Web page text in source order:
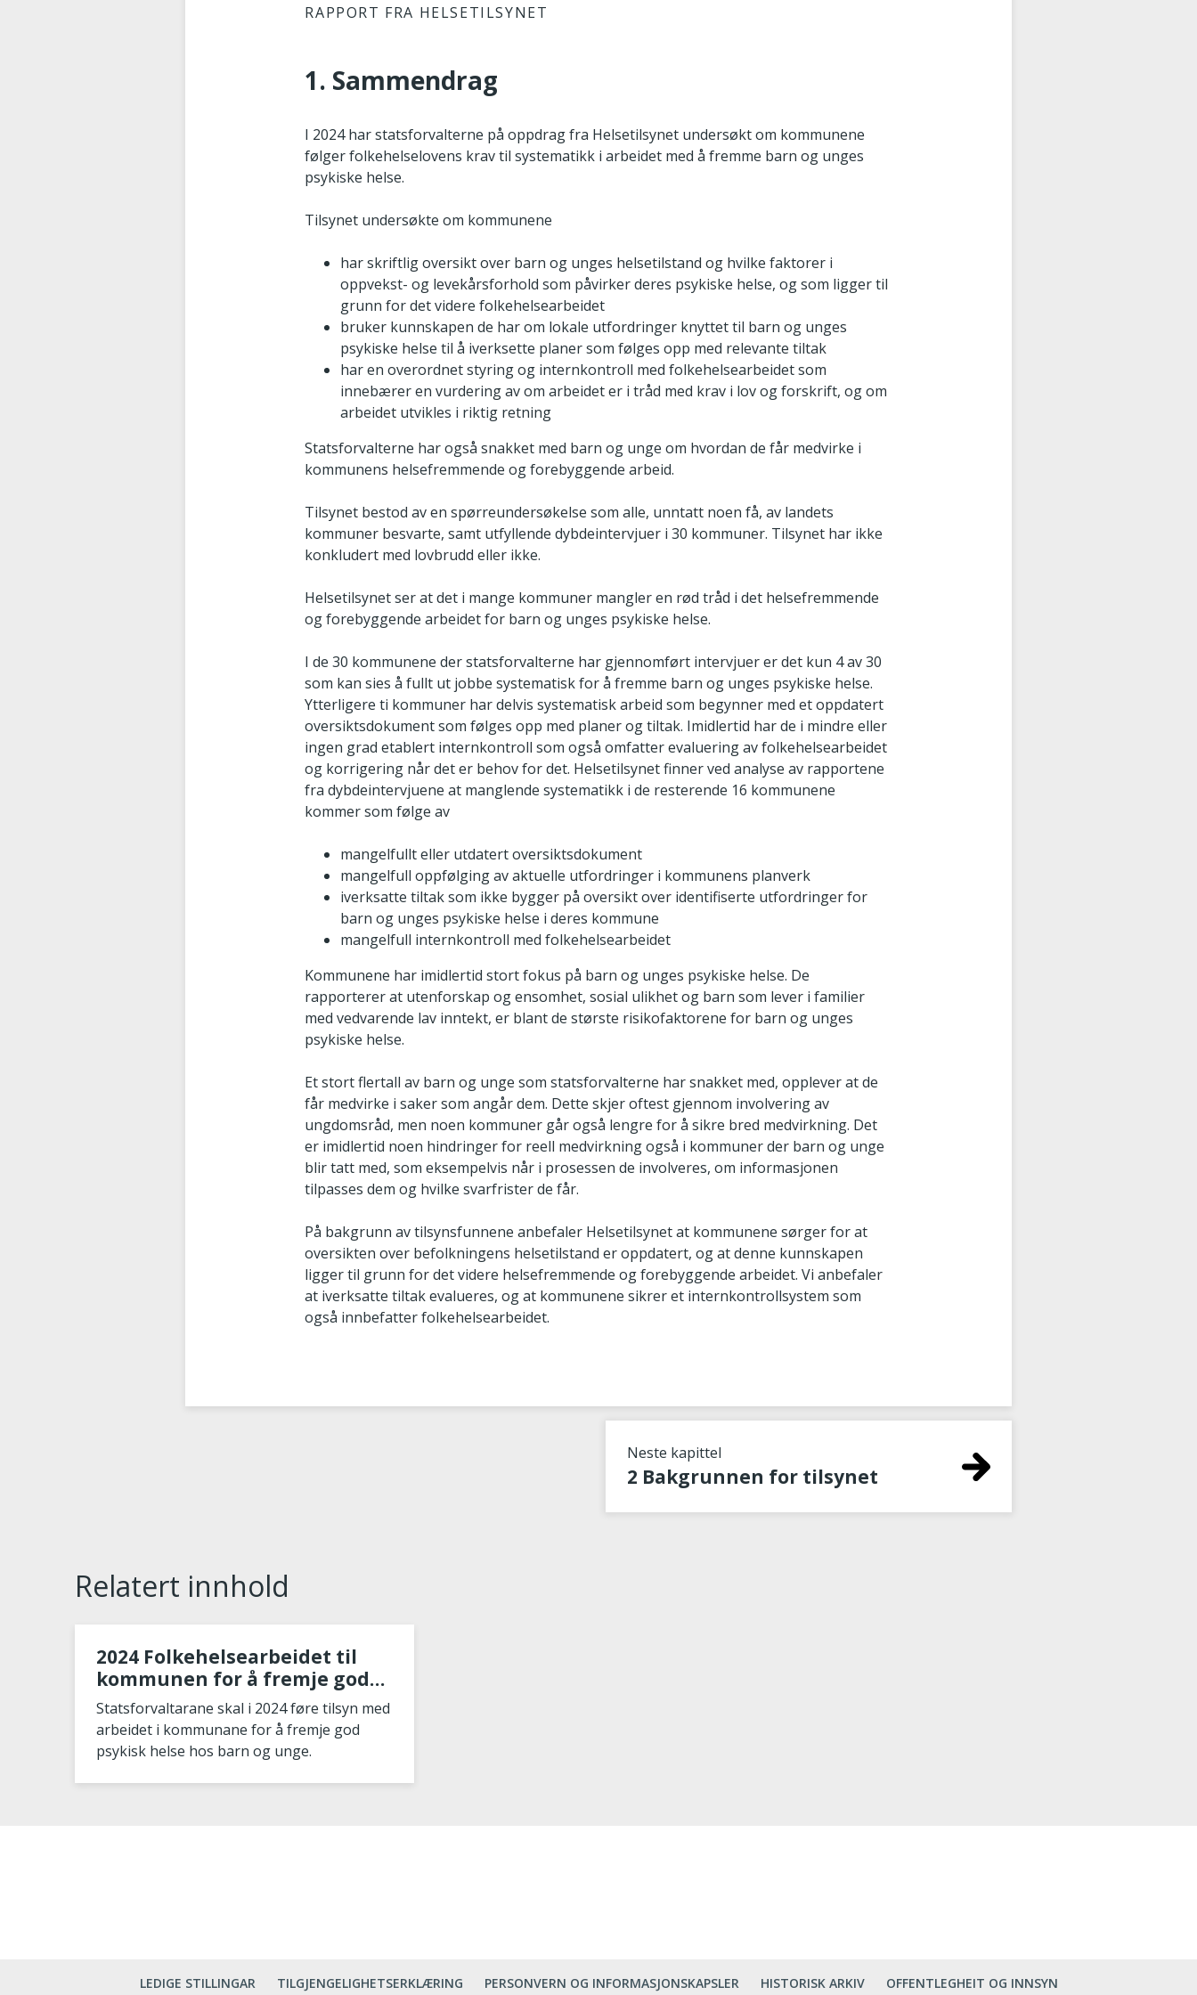
RAPPORT FRA HELSETILSYNET
1. Sammendrag
I 2024 har statsforvalterne på oppdrag fra Helsetilsynet undersøkt om kommunene
følger folkehelselovens krav til systematikk i arbeidet med å fremme barn og unges
psykiske helse.
Tilsynet undersøkte om kommunene
har skriftlig oversikt over barn og unges helsetilstand og hvilke faktorer i
oppvekst- og levekårsforhold som påvirker deres psykiske helse, og som ligger til
grunn for det videre folkehelsearbeidet
bruker kunnskapen de har om lokale utfordringer knyttet til barn og unges
psykiske helse til å iverksette planer som følges opp med relevante tiltak
har en overordnet styring og internkontroll med folkehelsearbeidet som
innebærer en vurdering av om arbeidet er i tråd med krav i lov og forskrift, og om
arbeidet utvikles i riktig retning
Statsforvalterne har også snakket med barn og unge om hvordan de får medvirke i
kommunens helsefremmende og forebyggende arbeid.
Tilsynet bestod av en spørreundersøkelse som alle, unntatt noen få, av landets
kommuner besvarte, samt utfyllende dybdeintervjuer i 30 kommuner. Tilsynet har ikke
konkludert med lovbrudd eller ikke.
Helsetilsynet ser at det i mange kommuner mangler en rød tråd i det helsefremmende
og forebyggende arbeidet for barn og unges psykiske helse.
I de 30 kommunene der statsforvalterne har gjennomført intervjuer er det kun 4 av 30
som kan sies å fullt ut jobbe systematisk for å fremme barn og unges psykiske helse.
Ytterligere ti kommuner har delvis systematisk arbeid som begynner med et oppdatert
oversiktsdokument som følges opp med planer og tiltak. Imidlertid har de i mindre eller
ingen grad etablert internkontroll som også omfatter evaluering av folkehelsearbeidet
og korrigering når det er behov for det. Helsetilsynet finner ved analyse av rapportene
fra dybdeintervjuene at manglende systematikk i de resterende 16 kommunene
kommer som følge av
mangelfullt eller utdatert oversiktsdokument
mangelfull oppfølging av aktuelle utfordringer i kommunens planverk
iverksatte tiltak som ikke bygger på oversikt over identifiserte utfordringer for
barn og unges psykiske helse i deres kommune
mangelfull internkontroll med folkehelsearbeidet
Kommunene har imidlertid stort fokus på barn og unges psykiske helse. De
rapporterer at utenforskap og ensomhet, sosial ulikhet og barn som lever i familier
med vedvarende lav inntekt, er blant de største risikofaktorene for barn og unges
psykiske helse.
Et stort flertall av barn og unge som statsforvalterne har snakket med, opplever at de
får medvirke i saker som angår dem. Dette skjer oftest gjennom involvering av
ungdomsråd, men noen kommuner går også lengre for å sikre bred medvirkning. Det
er imidlertid noen hindringer for reell medvirkning også i kommuner der barn og unge
blir tatt med, som eksempelvis når i prosessen de involveres, om informasjonen
tilpasses dem og hvilke svarfrister de får.
På bakgrunn av tilsynsfunnene anbefaler Helsetilsynet at kommunene sørger for at
oversikten over befolkningens helsetilstand er oppdatert, og at denne kunnskapen
ligger til grunn for det videre helsefremmende og forebyggende arbeidet. Vi anbefaler
at iverksatte tiltak evalueres, og at kommunene sikrer et internkontrollsystem som
også innbefatter folkehelsearbeidet.
Neste kapittel
2 Bakgrunnen for tilsynet
Relatert innhold
2024 Folkehelsearbeidet til
kommunen for å fremje god
psykisk helse hos barn og
unge
Statsforvaltarane skal i 2024 føre tilsyn med
arbeidet i kommunane for å fremje god
psykisk helse hos barn og unge.
LEDIGE STILLINGAR TILGJENGELIGHETSERKLÆRING PERSONVERN OG INFORMASJONSKAPSLER HISTORISK ARKIV OFFENTLEGHEIT OG INNSYN